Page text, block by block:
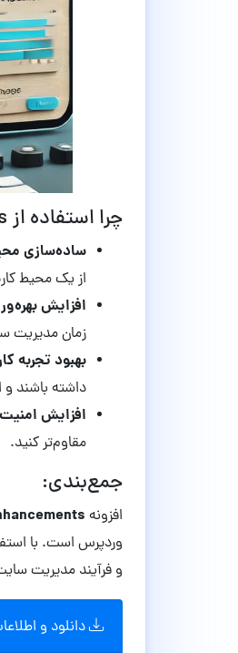
چرا استفاده از Admin and Site Enhancements مفید است؟
ساده‌سازی
از یک محیط
افزایش
زمان مدیریت
بهبود تجربه
داشته باشند و
افزایش امنیت
مقاوم‌تر کنید.
جمع‌بندی:
افزونه
وردپرس است. با
و فرآیند مدیریت
دانلود و